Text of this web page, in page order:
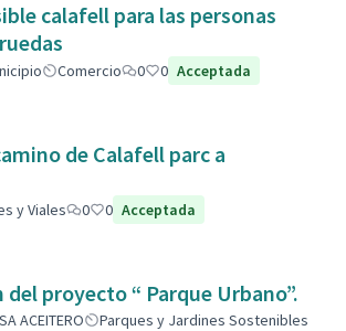
calafell para las personas
Comercio 0 0 Acceptada
parc a
y Viales 0 0 Acceptada
proyecto “ Parque Urbano”.
ACEITERO
Parques y Jardines Sostenibles